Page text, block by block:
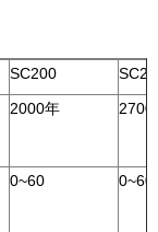
SC200
2000年 2700
0~60 0~60